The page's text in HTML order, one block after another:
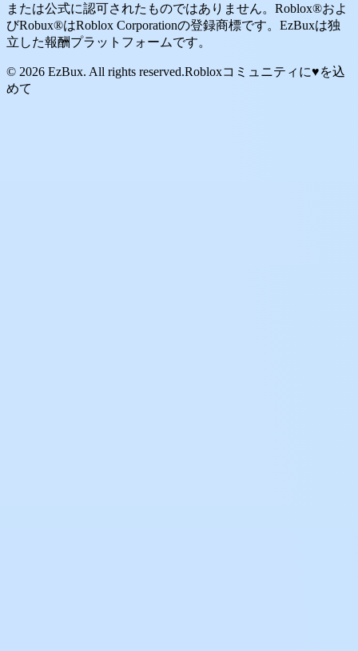
または公式に認可されたものではありません。Roblox®およ
びRobux®はRoblox Corporationの登録商標です。EzBuxは独
立した報酬プラットフォームです。
© 2026 EzBux. All rights reserved.Robloxコミュニティに♥を込
めて